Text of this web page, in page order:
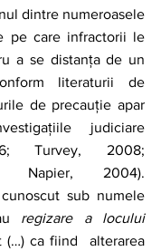
dintre numeroasele
pe care infractorii le
a se distanța de un
literaturii de
de precauție apar
judiciare
Turvey, 2008;
Napier, 2004).
sub numele
regizare a locului
(…) ca fiind  alterarea